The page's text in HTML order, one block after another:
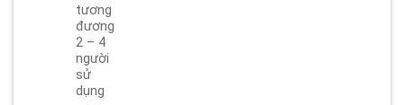
tương
đương
2 – 4
người
sử
dụng